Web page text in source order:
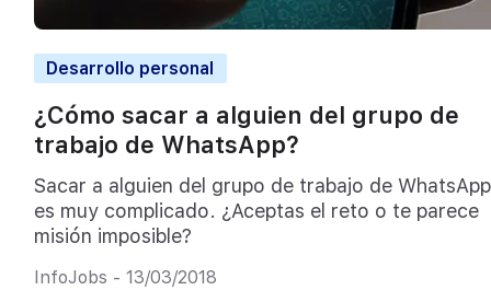
Desarrollo personal
¿Cómo sacar a alguien del grupo de
trabajo de WhatsApp?
Sacar a alguien del grupo de trabajo de WhatsApp
es muy complicado. ¿Aceptas el reto o te parece
misión imposible?
InfoJobs - 13/03/2018